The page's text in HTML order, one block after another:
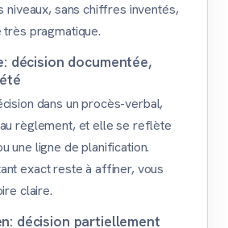
niveaux, sans chiffres inventés,
pragmatique.
décision documentée,
dans un procès-verbal,
règlement, et elle se reflète
une ligne de planification.
exact reste à affiner, vous
claire.
décision partiellement